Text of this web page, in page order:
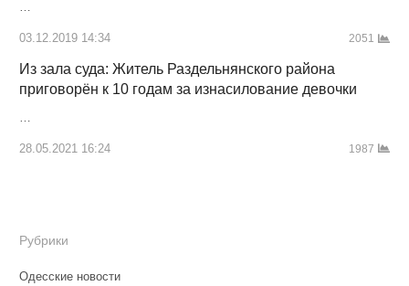
03.12.2019 14:34 2051
Из зала суда: Житель Раздельнянского района
приговорён к 10 годам за изнасилование девочки
28.05.2021 16:24 1987
Рубрики
Одесские новости